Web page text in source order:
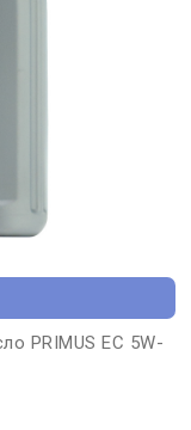
PRIMUS EC 5W-